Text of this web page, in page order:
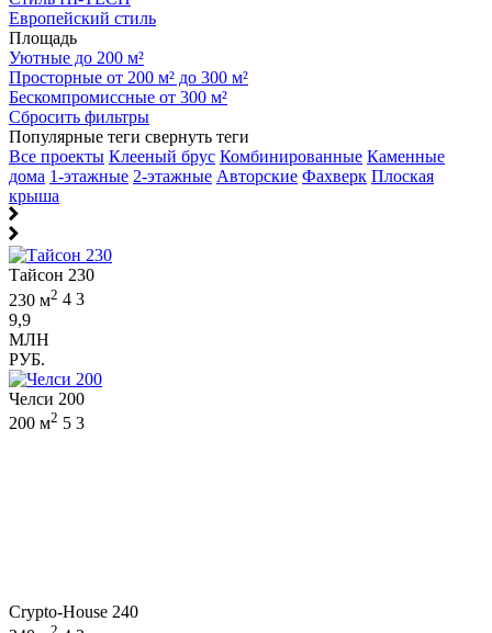
Европейский стиль
Площадь
Уютные до 200 м²
Просторные от 200 м² до 300 м²
Бескомпромиссные от 300 м²
Сбросить фильтры
Популярные теги свернуть теги
Все проекты Клееный брус Комбинированные Каменные
дома 1-этажные 2-этажные Авторские Фахверк Плоская
крыша
Тайсон 230
230 м2 4 3
9,9
МЛН
РУБ.
Челси 200
200 м2 5 3
Crypto-House 240